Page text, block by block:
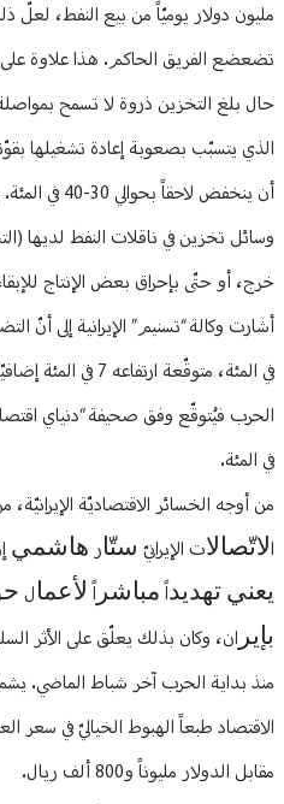
مليون دولار يوميّاً من بيع النفط، لعلّ
تضعضع الفريق الحاكم. هذا علاوة على
حال بلغ التخزين ذروة لا تسمح
الذي يتسبّب بصعوبة إعادة تشغيلها
أن ينخفض
وسائل تخزين في ناقلات النفط لديها
خرج، أو حتّى بإحراق بعض الإنتاج
في المئة، متوقّعة
في المئة.
من أوجه الخسائر الاقتصاديّة
اﻻﺗّﺼﺎﻻت الإيرانيّ ﺳﺘّﺎر
ﺑﺈﻳﺮان، وكان بذلك يعلّق على الأثر
منذ بداية الحرب آخر شباط الماضي.
الاقتصاد طبعاً الهبوط الخياليّ في سعر
مقابل الدولار مليوناً و800 ألف ريال.